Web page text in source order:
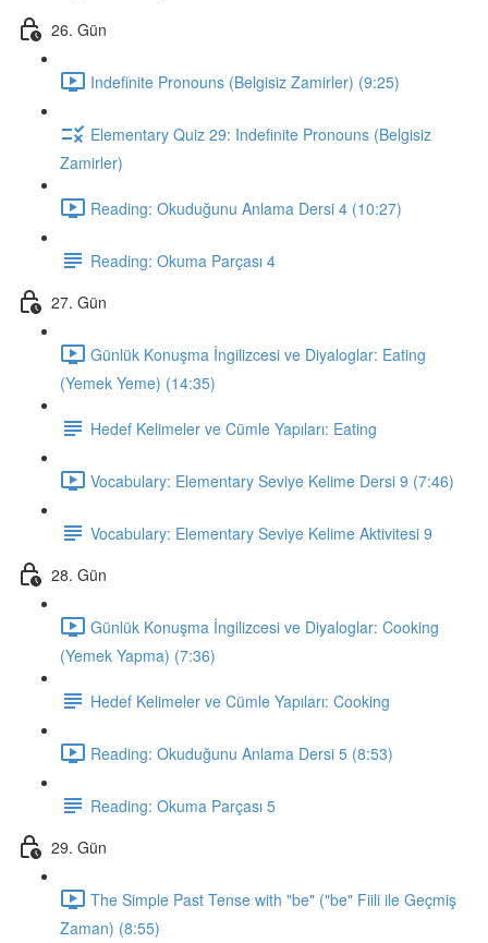
26. Gün
Indefinite Pronouns (Belgisiz Zamirler) (9:25)
Elementary Quiz 29: Indefinite Pronouns (Belgisiz
Zamirler)
Reading: Okuduğunu Anlama Dersi 4 (10:27)
Reading: Okuma Parçası 4
27. Gün
Günlük Konuşma İngilizcesi ve Diyaloglar: Eating
(Yemek Yeme) (14:35)
Hedef Kelimeler ve Cümle Yapıları: Eating
Vocabulary: Elementary Seviye Kelime Dersi 9 (7:46)
Vocabulary: Elementary Seviye Kelime Aktivitesi 9
28. Gün
Günlük Konuşma İngilizcesi ve Diyaloglar: Cooking
(Yemek Yapma) (7:36)
Hedef Kelimeler ve Cümle Yapıları: Cooking
Reading: Okuduğunu Anlama Dersi 5 (8:53)
Reading: Okuma Parçası 5
29. Gün
The Simple Past Tense with "be" ("be" Fiili ile Geçmiş
Zaman) (8:55)